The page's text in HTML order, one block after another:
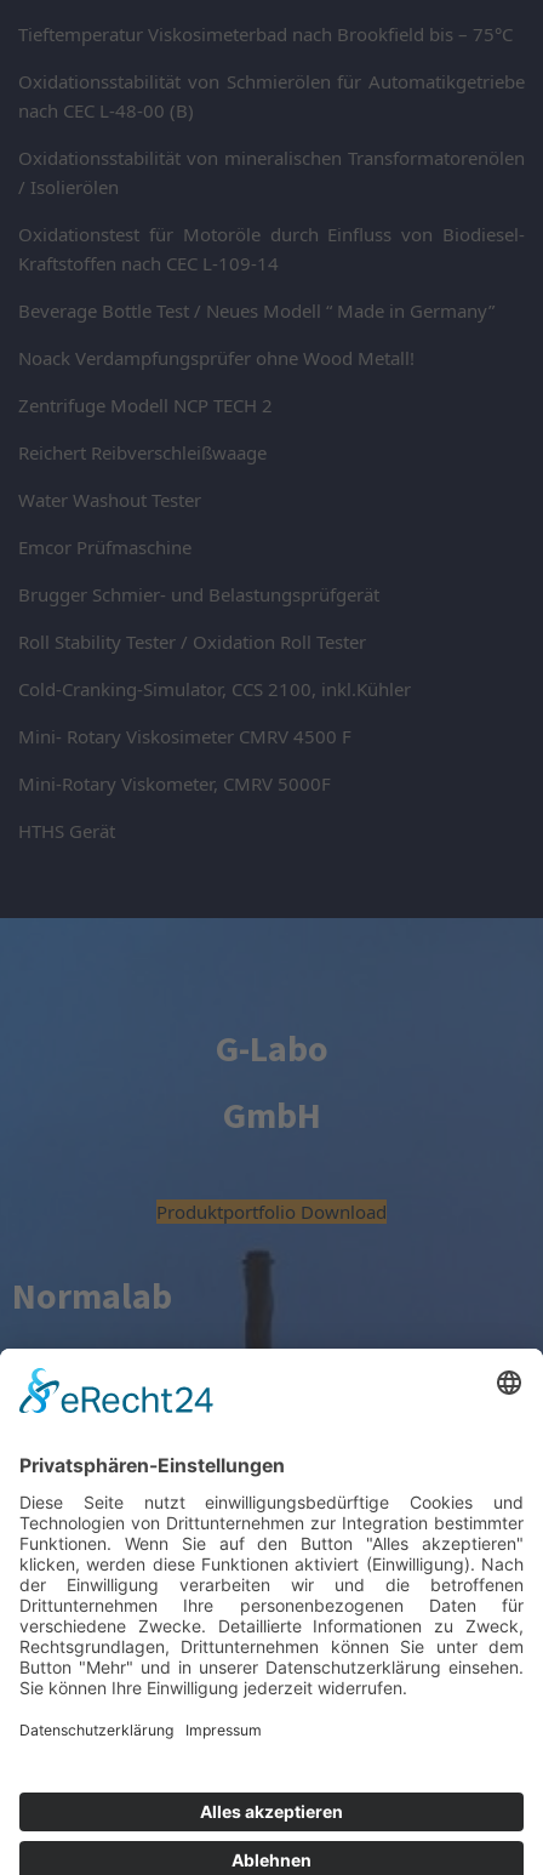
Tieftemperatur Viskosimeterbad nach Brookfield bis – 75°C
Oxidationsstabilität von Schmierölen für Automatikgetriebe
nach CEC L-48-00 (B)
Oxidationsstabilität von mineralischen Transformatorenölen
/ Isolierölen
Oxidationstest für Motoröle durch Einfluss von Biodiesel-
Kraftstoffen nach CEC L-109-14
Beverage Bottle Test / Neues Modell “ Made in Germany”
Noack Verdampfungsprüfer ohne Wood Metall!
Zentrifuge Modell NCP TECH 2
Reichert Reibverschleißwaage
Water Washout Tester
Emcor Prüfmaschine
Brugger Schmier- und Belastungsprüfgerät
Roll Stability Tester / Oxidation Roll Tester
Cold-Cranking-Simulator, CCS 2100, inkl.Kühler
Mini- Rotary Viskosimeter CMRV 4500 F
Mini-Rotary Viskometer, CMRV 5000F
HTHS Gerät
G-Labo
GmbH
Produktportfolio Download
Normalab
France
Gesamtkatalog Download
Tamson
Instruments
© G-Labo GmbH